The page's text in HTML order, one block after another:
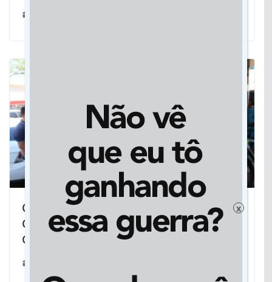
Onda Rosa: Em sete dias, Mara
Caseiro visita 14 municípios de Mato
Grosso do Sul
x